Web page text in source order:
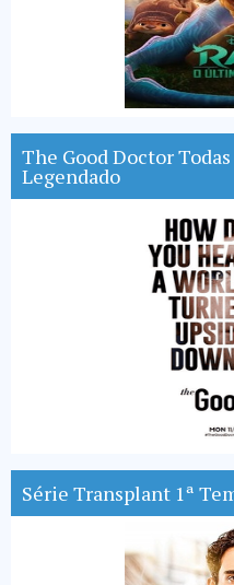
The Good Doctor
Legendado
Série Transplant 1ª